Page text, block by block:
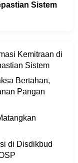
Sistem
Kemitraan di
Sistem
Bertahan,
Pangan
di Disdikbud